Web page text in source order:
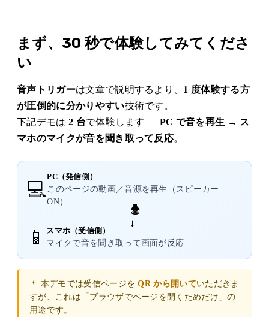
まず、30 秒で体験してみてくださ
い
音声トリガーは文章で説明するより、 1 度体験する方
が圧倒的に分かりやすい技術です。
下記デモは 2 台で体験します — PC で音を再生 → ス
マホのマイクが音を聞き取って反応。
💻
PC（発信側）
このページの動画／音源を再生（スピーカー
ON）
🔊 →
📱
スマホ（受信側）
マイクで音を聞き取って画面が反応
＊ 本デモでは受信ページをQR から開いていただきま
すが、これは「ブラウザでページを開くためだけ」の
用途です。